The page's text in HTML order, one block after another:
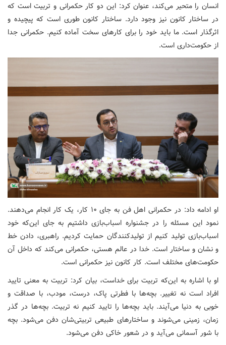
انسان را متحیر می‌کند، عنوان کرد: این دو کار حکمرانی و تربیت است که
در ساختار کانون نیز وجود دارد. ساختار کانون طوری است که پیچیده و
اثرگذار است. ما باید خود را برای کارهای سخت آماده کنیم. حکمرانی جدا
از حکومت‌داری است.
او ادامه داد: در حکمرانی اهل فن به جای ۱۰ کار، یک کار انجام می‌دهند.
نمود این مسئله را در جشنواره اسباب‌بازی داشتیم به جای این‌که خود
اسباب‌بازی تولید کنیم از تولیدکنندگان حمایت کردیم. راهبری، دادن خط
و نشان و ساختار است. خدا در عالم هستی، حکمرانی می‌کند که داخل آن
حکومت‌های مختلف است. کار کانون نیز حکمرانی است.
او با اشاره به این‌که تربیت برای خداست، بیان کرد: تربیت به معنی تایید
افراد است نه تغییر. بچه‌ها با فطرتی پاک، درست، مودب، با صداقت و
خوبی به دنیا می‌آیند. باید بچه‌ها را تایید کنیم نه تربیت. بچه‌ها در گذر
زمان، زمینی می‌شوند و ساختارهای طبیعی تربیتی‌شان دفن می‌شود. بچه
با شور آسمانی می‌آید و در شعور خاکی دفن می‌شود.